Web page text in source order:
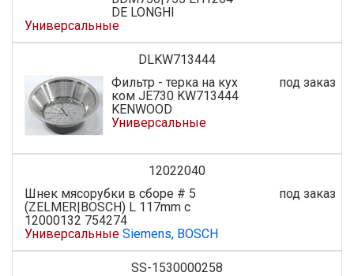
DE LONGHI
Универсальные
DLKW713444
Фильтр - терка на кух
ком JE730 KW713444
KENWOOD
Универсальные
под заказ
12022040
Шнек мясорубки в сборе # 5
(ZELMER|BOSCH) L 117mm с
12000132 754274
Универсальные Siemens, BOSCH
под заказ
SS-1530000258